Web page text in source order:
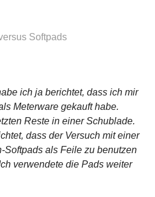
Softpads
ich ja berichtet, dass ich mir
Meterware gekauft habe.
Reste in einer Schublade.
dass der Versuch mit einer
Softpads als Feile zu benutzen
verwendete die Pads weiter